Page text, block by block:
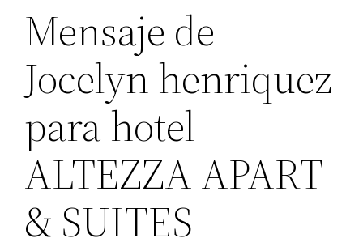
Mensaje de
Jocelyn henriquez
para hotel
ALTEZZA APART
& SUITES